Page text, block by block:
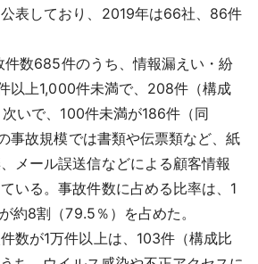
表しており、2019年は66社、86件
数685件のうち、情報漏えい・紛
以上1,000件未満で、208件（構成
いで、100件未満が186件（同
事故規模では書類や伝票類など、紙
メール誤送信などによる顧客情報
いる。事故件数に占める比率は、1
約8割（79.5％）を占めた。
数が1万件以上は、103件（構成比